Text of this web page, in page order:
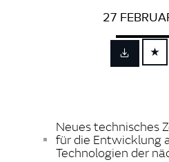
27
Neues technisches
für die Entwicklung
Technologien der